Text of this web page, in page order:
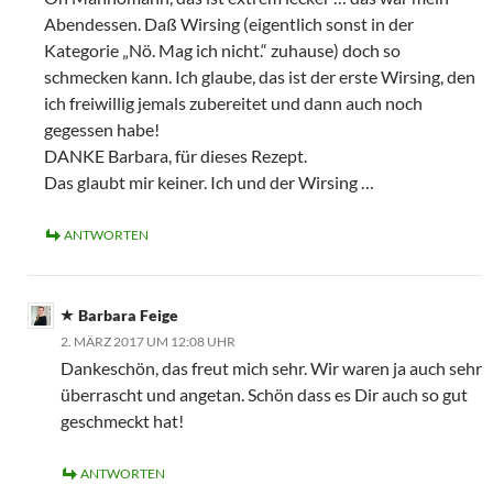
Abendessen. Daß Wirsing (eigentlich sonst in der
Kategorie „Nö. Mag ich nicht.“ zuhause) doch so
schmecken kann. Ich glaube, das ist der erste Wirsing, den
ich freiwillig jemals zubereitet und dann auch noch
gegessen habe!
DANKE Barbara, für dieses Rezept.
Das glaubt mir keiner. Ich und der Wirsing …
ANTWORTEN
Barbara Feige
2. MÄRZ 2017 UM 12:08 UHR
Dankeschön, das freut mich sehr. Wir waren ja auch sehr
überrascht und angetan. Schön dass es Dir auch so gut
geschmeckt hat!
ANTWORTEN